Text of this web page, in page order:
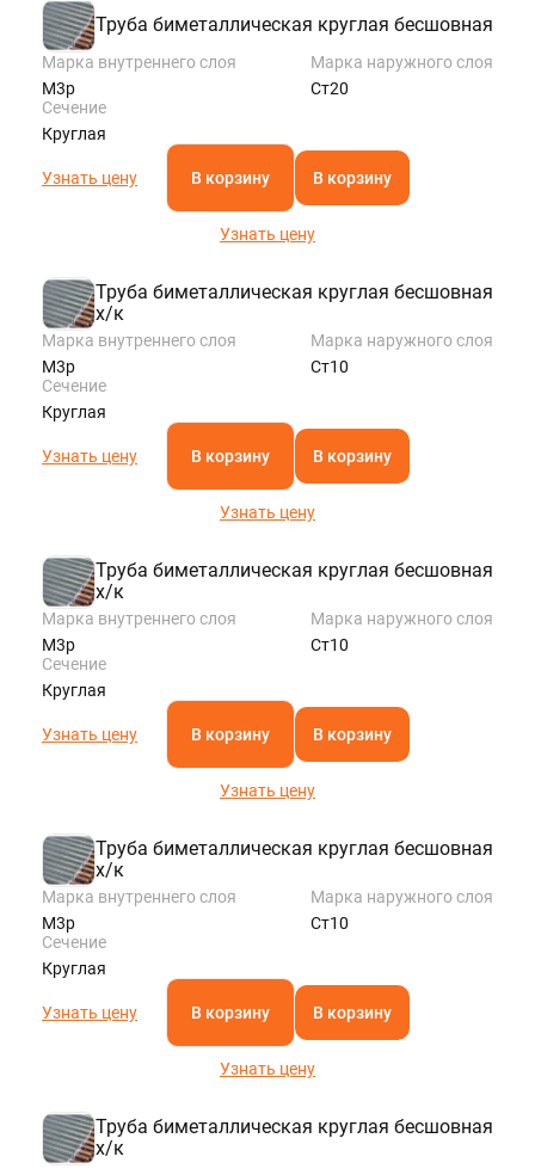
Труба биметаллическая круглая бесшовная
Марка внутреннего слоя
М3р
Марка наружного слоя
Ст20
Сечение
Круглая
Узнать цену В корзину В корзину
Узнать цену
Труба биметаллическая круглая бесшовная
х/к
Марка внутреннего слоя
М3р
Марка наружного слоя
Ст10
Сечение
Круглая
Узнать цену В корзину В корзину
Узнать цену
Труба биметаллическая круглая бесшовная
х/к
Марка внутреннего слоя
М3р
Марка наружного слоя
Ст10
Сечение
Круглая
Узнать цену В корзину В корзину
Узнать цену
Труба биметаллическая круглая бесшовная
х/к
Марка внутреннего слоя
М3р
Марка наружного слоя
Ст10
Сечение
Круглая
Узнать цену В корзину В корзину
Узнать цену
Труба биметаллическая круглая бесшовная
х/к